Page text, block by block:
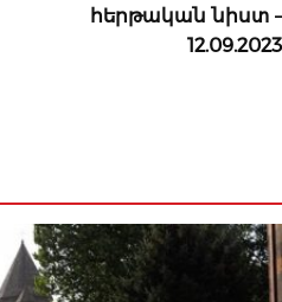
հերթական նիստ –
12.09.2023